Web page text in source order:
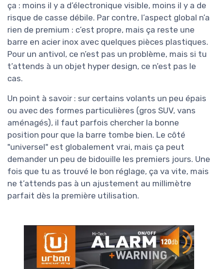
ça : moins il y a d’électronique visible, moins il y a de
risque de casse débile. Par contre, l’aspect global n’a
rien de premium : c’est propre, mais ça reste une
barre en acier inox avec quelques pièces plastiques.
Pour un antivol, ce n’est pas un problème, mais si tu
t’attends à un objet hyper design, ce n’est pas le
cas.
Un point à savoir : sur certains volants un peu épais
ou avec des formes particulières (gros SUV, vans
aménagés), il faut parfois chercher la bonne
position pour que la barre tombe bien. Le côté
"universel" est globalement vrai, mais ça peut
demander un peu de bidouille les premiers jours. Une
fois que tu as trouvé le bon réglage, ça va vite, mais
ne t’attends pas à un ajustement au millimètre
parfait dès la première utilisation.